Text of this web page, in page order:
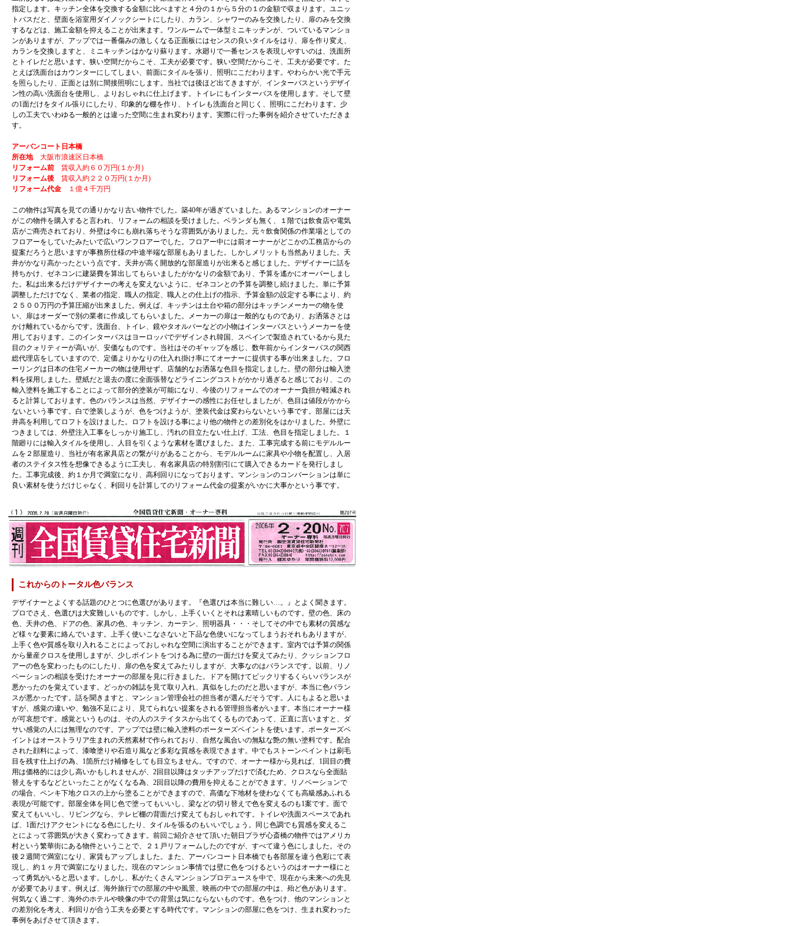
指定します。キッチン全体を交換する金額に比べますと４分の１から５分の１の金額で収まります。ユニッ
トバスだと、壁面を浴室用ダイノックシートにしたり、カラン、シャワーのみを交換したり、扉のみを交換
するなどは、施工金額を抑えることが出来ます。ワンルームで一体型ミニキッチンが、ついているマンショ
ンがありますが、アップでは一番傷みの激しくなる正面板にはセンスの良いタイルをはり、扉を作り変え、
カランを交換しますと、ミニキッチンはかなり蘇ります。水廻りで一番センスを表現しやすいのは、洗面所
とトイレだと思います。狭い空間だからこそ、工夫が必要です。狭い空間だからこそ、工夫が必要です。た
とえば洗面台はカウンターにしてしまい、前面にタイルを張り、照明にこだわります。やわらかい光で手元
を照らしたり、正面とは別に間接照明にします。当社では後ほど出てきますが、インターバスというデザイ
ン性の高い洗面台を使用し、よりおしゃれに仕上げます。トイレにもインターバスを使用します。そして壁
の1面だけをタイル張りにしたり、印象的な棚を作り、トイレも洗面台と同じく、照明にこだわります。少
しの工夫でいわゆる一般的とは違った空間に生まれ変わります。実際に行った事例を紹介させていただきま
す。
アーバンコート日本橋
所在地 大阪市浪速区日本橋
リフォーム前 賃収入約６０万円(１か月)
リフォーム後 賃収入約２２０万円(１か月)
リフォーム代金
１億４千万円
この物件は写真を見ての通りかなり古い物件でした。築40年が過ぎていました。あるマンションのオーナー
がこの物件を購入すると言われ、リフォームの相談を受けました。ベランダも無く、１階では飲食店や電気
店がご商売されており、外壁は今にも崩れ落ちそうな雰囲気がありました。元々飲食関係の作業場としての
フロアーをしていたみたいで広いワンフロアーでした。フロアー中には前オーナーがどこかの工務店からの
提案だろうと思いますが事務所仕様の中途半端な部屋もありました。しかしメリットも当然ありました。天
井がかなり高かったという点です。天井が高く開放的な部屋造りが出来ると感じました。デザイナーに話を
持ちかけ、ゼネコンに建築費を算出してもらいましたがかなりの金額であり、予算を遙かにオーバーしまし
た。私は出来るだけデザイナーの考えを変えないように、ゼネコンとの予算を調整し続けました。単に予算
調整しただけでなく、業者の指定、職人の指定、職人との仕上げの指示、予算金額の設定する事により、約
２５００万円の予算圧縮が出来ました。例えば、キッチンは土台や箱の部分はキッチンメーカーの物を使
い、扉はオーダーで別の業者に作成してもらいました。メーカーの扉は一般的なものであり、お洒落さとは
かけ離れているからです。洗面台、トイレ、鏡やタオルバーなどの小物はインターバスというメーカーを使
用しております。このインターバスはヨーロッパでデザインされ韓国、スペインで製造されているから見た
目のクォリティーが高いが、安価なものです。当社はそのギャップを感じ、数年前からインターバスの関西
総代理店をしていますので、定価よりかなりの仕入れ掛け率にてオーナーに提供する事が出来ました。フロ
ーリングは日本の住宅メーカーの物は使用せず、店舗的なお洒落な色目を指定しました。壁の部分は輸入塗
料を採用しました。壁紙だと退去の度に全面張替などライニングコストがかかり過ぎると感じており、この
輸入塗料を施工することによって部分的塗装が可能になり、今後のリフォームでのオーナー負担が軽減され
ると計算しております。色のバランスは当然、デザイナーの感性にお任せしましたが、色目は値段がかから
ないという事です。白で塗装しようが、色をつけようが、塗装代金は変わらないという事です。部屋には天
井高を利用してロフトを設けました。ロフトを設ける事により他の物件との差別化をはかりました。外壁に
つきましては、外壁注入工事をしっかり施工し、汚れの目立たない仕上げ、工法、色目を指定しました。１
階廻りには輸入タイルを使用し、人目を引くような素材を選びました。また、工事完成する前にモデルルー
ムを２部屋造り、当社が有名家具店との繋がりがあることから、モデルルームに家具や小物を配置し、入居
者のステイタス性を想像できるように工夫し、有名家具店の特別割引にて購入できるカードを発行しまし
た。工事完成後、約１か月で満室になり、高利回りになっております。マンションのコンバーションは単に
良い素材を使うだけじゃなく、利回りを計算してのリフォーム代金の提案がいかに大事かという事です。
これからのトータル色バランス
デザイナーとよくする話題のひとつに色選びがあります。『色選びは本当に難しい…。』とよく聞きます。
プロでさえ、色選びは大変難しいものです。しかし、上手くいくとそれは素晴しいものです。壁の色、床の
色、天井の色、ドアの色、家具の色、キッチン、カーテン、照明器具・・・そしてその中でも素材の質感な
ど様々な要素に絡んでいます。上手く使いこなさないと下品な色使いになってしまうおそれもありますが、
上手く色や質感を取り入れることによっておしゃれな空間に演出することができます。室内では予算の関係
から量産クロスを使用しますが、少しポイントをつける為に壁の一面だけを変えてみたり、クッションフロ
アーの色を変わったものにしたり、扉の色を変えてみたりしますが、大事なのはバランスです。以前、リノ
ベーションの相談を受けたオーナーの部屋を見に行きました。ドアを開けてビックリするくらいバランスが
悪かったのを覚えています。どっかの雑誌を見て取り入れ、真似をしたのだと思いますが、本当に色バラン
スが悪かったです。話を聞きますと、マンション管理会社の担当者が選んだそうです。人にもよると思いま
すが、感覚の違いや、勉強不足により、見てられない提案をされる管理担当者がいます。本当にオーナー様
が可哀想です。感覚というものは、その人のステイタスから出てくるものであって、正直に言いますと、ダ
サい感覚の人には無理なのです。アップでは壁に輸入塗料のポーターズペイントを使います。ポーターズペ
イントはオーストラリア生まれの天然素材で作られており、自然な風合いの無駄な艶の無い塗料です。配合
された顔料によって、漆喰塗りや石造り風など多彩な質感を表現できます。中でもストーンペイントは刷毛
目を残す仕上げの為、1箇所だけ補修をしても目立ちません。ですので、オーナー様から見れば、1回目の費
用は価格的には少し高いかもしれませんが、2回目以降はタッチアップだけで済むため、クロスなら全面貼
替えをするなどといったことがなくなる為、2回目以降の費用を抑えることができます。リノベーションで
の場合、ペンキ下地クロスの上から塗ることができますので、高価な下地材を使わなくても高級感あふれる
表現が可能です。部屋全体を同じ色で塗ってもいいし、梁などの切り替えで色を変えるのも1案です。面で
変えてもいいし、リビングなら、テレビ棚の背面だけ変えてもおしゃれです。トイレや洗面スペースであれ
ば、1面だけアクセントになる色にしたり、タイルを張るのもいいでしょう。同じ色調でも質感を変えるこ
とによって雰囲気が大きく変わってきます。前回ご紹介させて頂いた朝日プラザ心斎橋の物件ではアメリカ
村という繁華街にある物件ということで、２１戸リフォームしたのですが、すべて違う色にしました。その
後２週間で満室になり、家賃もアップしました。また、アーバンコート日本橋でも各部屋を違う色彩にて表
現し、約１ヶ月で満室になりました。現在のマンション事情では壁に色をつけるというのはオーナー様にと
って勇気がいると思います。しかし、私がたくさんマンションプロデュースを中で、現在から未来への先見
が必要であります。例えば、海外旅行での部屋の中や風景、映画の中での部屋の中は、殆ど色があります。
何気なく過ごす、海外のホテルや映像の中での背景は気にならないものです。色をつけ、他のマンションと
の差別化を考え、利回りが合う工夫を必要とする時代です。マンションの部屋に色をつけ、生まれ変わった
事例をあげさせて頂きます。